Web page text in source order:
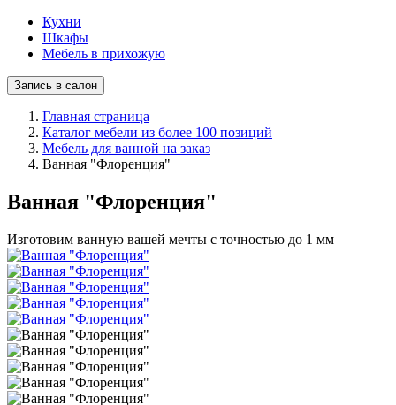
Кухни
Шкафы
Мебель в прихожую
Запись в салон
Главная страница
Каталог мебели из более 100 позиций
Мебель для ванной на заказ
Ванная "Флоренция"
Ванная "Флоренция"
Изготовим ванную вашей мечты с точностью до 1 мм